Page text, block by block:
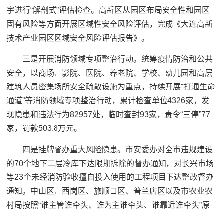
宇进行“解剖式”评估检查。高新区从园区布局安全性和园区
固有风险等方面开展区域性安全风险评估，完成《大连高新
技术产业园区区域安全风险评估报告》。
三是开展消防领域专项整治行动。统筹疫情防治和公共
安全，以商场、影院、医院、养老院、学校、幼儿园和高层
建筑人员密集场所安全疏散设施为重点，持续开展“打通生命
通道”等消防领域专项整治行动，累计检查单位4326家，发
现隐患和违法行为82957处，临时查封93家，责令“三停”77
家，罚款503.8万元。
四是挂牌督办重大风险隐患。市安委办对全市违规建设
的70个地下二层冷库下达限期拆除的督办通知，对长兴市场
等23个未经消防验收擅自投入使用的工程项目下达整改督办
通知。中山区、西岗区、旅顺口区、普兰店区以及市农业农
村局按照“谁主管谁牵头、谁为主谁牵头、谁靠近谁牵头”原